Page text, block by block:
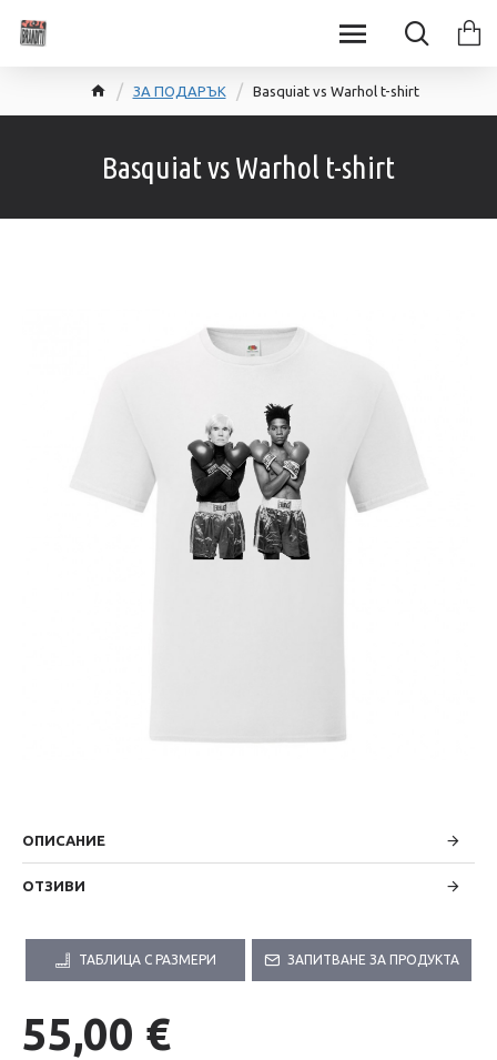
ЗА ПОДАРЪК Basquiat vs Warhol t-shirt
Basquiat vs Warhol t-shirt
ОПИСАНИЕ
ОТЗИВИ
ТАБЛИЦА С РАЗМЕРИ ЗАПИТВАНЕ ЗА ПРОДУКТА
55,00 €